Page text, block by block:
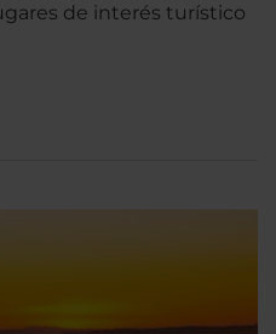
de interés turístico